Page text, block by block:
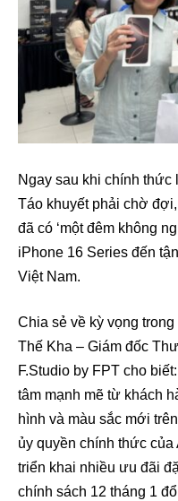
Ngay sau khi chính
Táo khuyết phải chờ
đã có ‘một đêm không
iPhone 16 Series đến
Việt Nam.
Chia sẻ về kỳ vọng
Thế Kha – Giám đốc
F.Studio by FPT cho
tâm mạnh mẽ từ khách
hình và màu sắc mới
ủy quyền chính thức
triển khai nhiều ưu đãi
chính sách 12 tháng 1